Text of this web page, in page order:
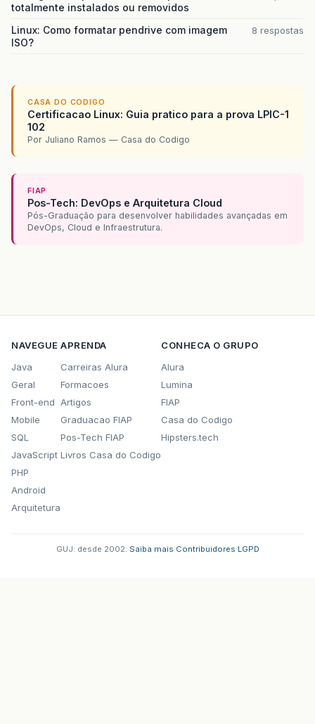
totalmente instalados ou removidos
Linux: Como formatar pendrive com imagem
ISO?
8 respostas
CASA DO CODIGO
Certificacao Linux: Guia pratico para a prova LPIC-1
102
Por Juliano Ramos — Casa do Codigo
FIAP
Pos-Tech: DevOps e Arquitetura Cloud
Pós-Graduação para desenvolver habilidades avançadas em
DevOps, Cloud e Infraestrutura.
NAVEGUE
Java
Geral
Front-end
Mobile
SQL
JavaScript
PHP
Android
Arquitetura
APRENDA
Carreiras Alura
Formacoes
Artigos
Graduacao FIAP
Pos-Tech FIAP
Livros Casa do Codigo
CONHECA O GRUPO
Alura
Lumina
FIAP
Casa do Codigo
Hipsters.tech
GUJ: desde 2002. Saiba mais Contribuidores LGPD